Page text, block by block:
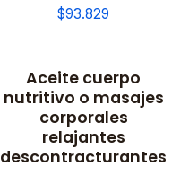
$93.829
Aceite cuerpo
nutritivo o masajes
corporales
relajantes
descontracturantes